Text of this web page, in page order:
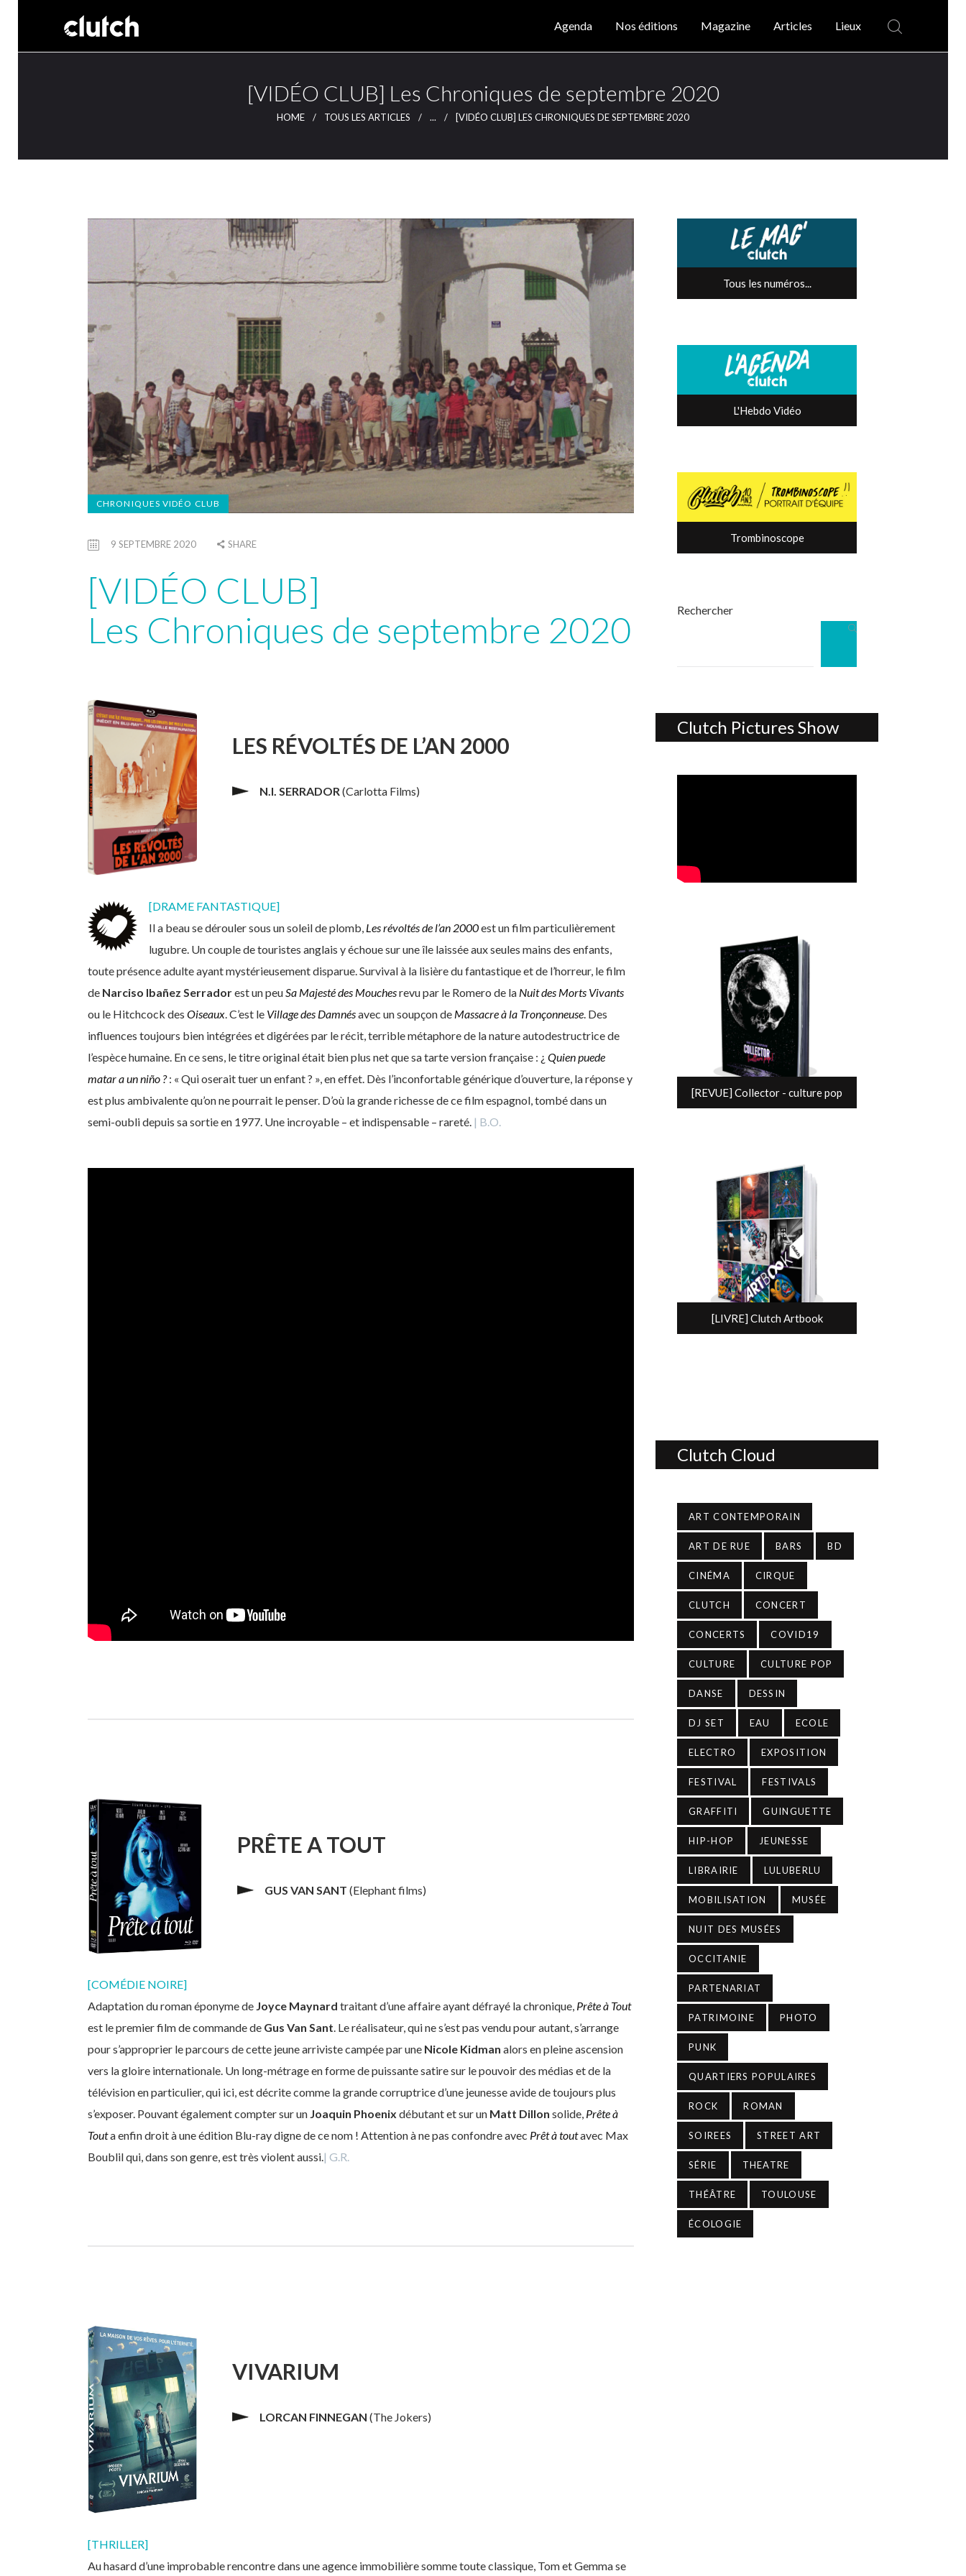
Agenda Nos éditions Magazine Articles Lieux
[VIDÉO CLUB] Les Chroniques de septembre 2020
HOME TOUS LES ARTICLES ... [VIDÉO CLUB] LES CHRONIQUES DE SEPTEMBRE 2020
CLUTCH
Nos éditions
Magazine
Articles
Lieux
CHRONIQUES VIDÉO CLUB
9 SEPTEMBRE 2020 SHARE
[VIDÉO CLUB]
Les Chroniques de septembre 2020
LES RÉVOLTÉS DE L’AN 2000
N.I. SERRADOR(Carlotta Films)
[DRAME FANTASTIQUE]
Il a beau se dérouler sous un soleil de plomb, Les révoltés de l’an 2000est un film particulièrement
lugubre. Un couple de touristes anglais y échoue sur une île laissée aux seules mains des enfants,
toute présence adulte ayant mystérieusement disparue. Survival à la lisière du fantastique et de l’horreur, le film
de Narciso Ibañez Serradorest un peuSa Majesté des Mouchesrevu par le Romero de la Nuit des Morts Vivants
ou le Hitchcock des Oiseaux. C’est le Village des Damnésavec un soupçon de Massacre à la Tronçonneuse. Des
influences toujours bien intégrées et digérées par le récit, terrible métaphore de la nature autodestructrice de
l’espèce humaine. En ce sens, le titre original était bien plus net que sa tarte version française : ¿ Quien puede
matar a un niño ?: « Qui oserait tuer un enfant ? », en effet. Dès l’inconfortable générique d’ouverture, la réponse y
est plus ambivalente qu’on ne pourrait le penser. D’où la grande richesse de ce film espagnol, tombé dans un
semi-oubli depuis sa sortie en 1977. Une incroyable – et indispensable – rareté. | B.O.
PRÊTE A TOUT
GUS VAN SANT (Elephant films)
[COMÉDIE NOIRE]
Adaptation du roman éponyme de Joyce Maynard traitant d’une affaire ayant défrayé la chronique, Prête à Tout
est le premier film de commande de Gus Van Sant. Le réalisateur, qui ne s’est pas vendu pour autant, s’arrange
pour s’approprier le parcours de cette jeune arriviste campée par une Nicole Kidman alors en pleine ascension
vers la gloire internationale. Un long-métrage en forme de puissante satire sur le pouvoir des médias et de la
télévision en particulier, qui ici, est décrite comme la grande corruptrice d’une jeunesse avide de toujours plus
s’exposer. Pouvant également compter sur un Joaquin Phoenix débutant et sur un Matt Dillon solide, Prête à
Touta enfin droit à une édition Blu-ray digne de ce nom ! Attention à ne pas confondre avec Prêt à toutavec Max
Boublil qui, dans son genre, est très violent aussi.| G.R.
VIVARIUM
LORCAN FINNEGAN (The Jokers)
[THRILLER]
Au hasard d’une improbable rencontre dans une agence immobilière somme toute classique, Tom et Gemma se
Tous les numéros...
L'Hebdo Vidéo
Trombinoscope
Rechercher
Clutch Pictures Show
[REVUE] Collector - culture pop
[LIVRE] Clutch Artbook
Clutch Cloud
ART CONTEMPORAIN
ART DE RUE BARS BD
CINÉMA CIRQUE
CLUTCH CONCERT
CONCERTS COVID19
CULTURE CULTURE POP
DANSE DESSIN
DJ SET EAU ECOLE
ELECTRO EXPOSITION
FESTIVAL FESTIVALS
GRAFFITI GUINGUETTE
HIP-HOP JEUNESSE
LIBRAIRIE LULUBERLU
MOBILISATION MUSÉE
NUIT DES MUSÉES
OCCITANIE
PARTENARIAT
PATRIMOINE PHOTO
PUNK
QUARTIERS POPULAIRES
ROCK ROMAN
SOIREES STREET ART
SÉRIE THEATRE
THÉÂTRE TOULOUSE
ÉCOLOGIE